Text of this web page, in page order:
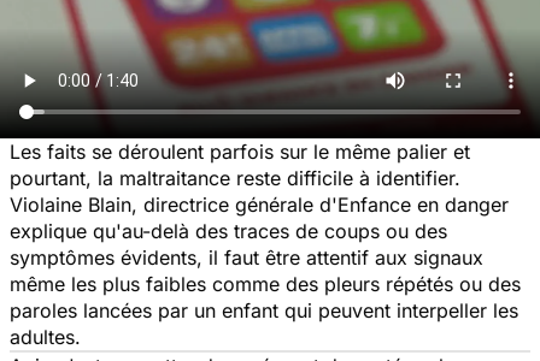
Les faits se déroulent parfois sur le même palier et
pourtant, la maltraitance reste difficile à identifier.
Violaine Blain, directrice générale d'Enfance en danger
explique qu'au-delà des traces de coups ou des
symptômes évidents, il faut être attentif aux signaux
même les plus faibles comme des pleurs répétés ou des
paroles lancées par un enfant qui peuvent interpeller les
adultes.